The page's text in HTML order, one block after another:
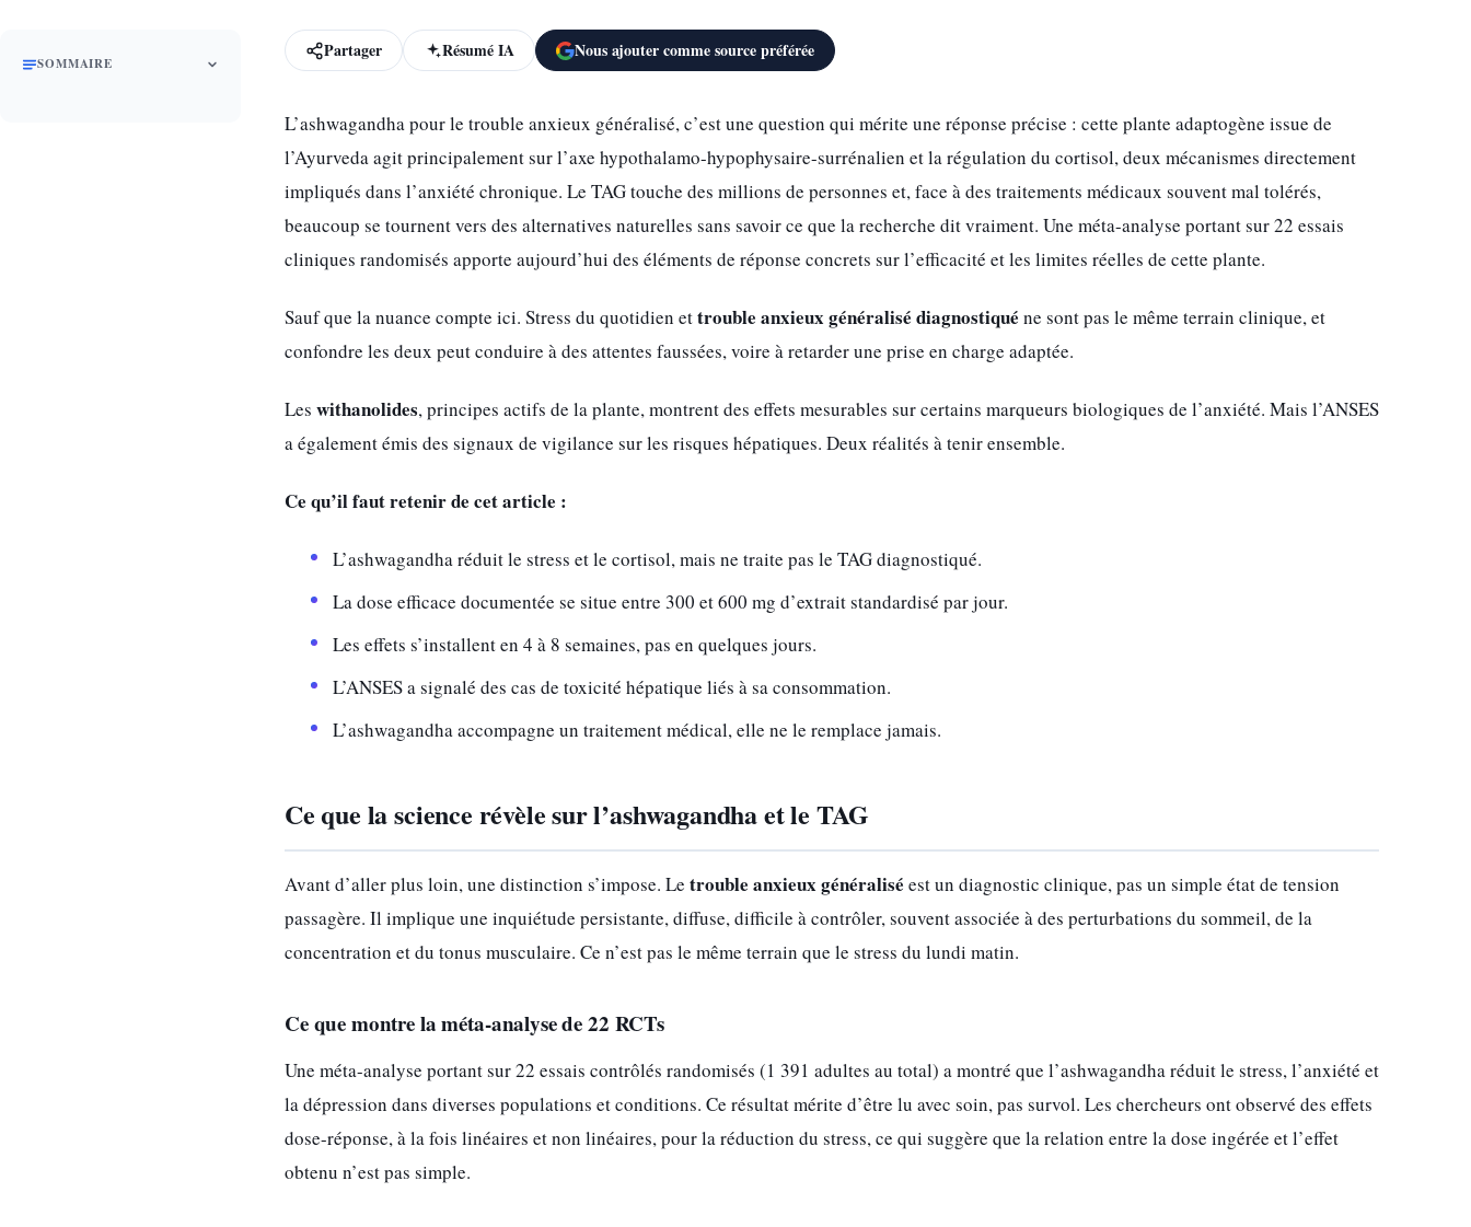
SOMMAIRE
Partager Résumé IA Nous ajouter comme source préférée
L’ashwagandha pour le trouble anxieux généralisé, c’est une question qui mérite une réponse précise : cette plante adaptogène issue de
l’Ayurveda agit principalement sur l’axe hypothalamo-hypophysaire-surrénalien et la régulation du cortisol, deux mécanismes directement
impliqués dans l’anxiété chronique. Le TAG touche des millions de personnes et, face à des traitements médicaux souvent mal tolérés,
beaucoup se tournent vers des alternatives naturelles sans savoir ce que la recherche dit vraiment. Une méta-analyse portant sur 22 essais
cliniques randomisés apporte aujourd’hui des éléments de réponse concrets sur l’efficacité et les limites réelles de cette plante.
Sauf que la nuance compte ici. Stress du quotidien ettrouble anxieux généralisé diagnostiqué ne sont pas le même terrain clinique, et
confondre les deux peut conduire à des attentes faussées, voire à retarder une prise en charge adaptée.
Les withanolides, principes actifs de la plante, montrent des effets mesurables sur certains marqueurs biologiques de l’anxiété. Mais l’ANSES
a également émis des signaux de vigilance sur les risques hépatiques. Deux réalités à tenir ensemble.
Ce qu’il faut retenir de cet article :
L’ashwagandha réduit le stress et le cortisol, mais ne traite pas le TAG diagnostiqué.
La dose efficace documentée se situe entre 300 et 600 mg d’extrait standardisé par jour.
Les effets s’installent en 4 à 8 semaines, pas en quelques jours.
L’ANSES a signalé des cas de toxicité hépatique liés à sa consommation.
L’ashwagandha accompagne un traitement médical, elle ne le remplace jamais.
Ce que la science révèle sur l’ashwagandha et le TAG
Avant d’aller plus loin, une distinction s’impose. Le trouble anxieux généralisé est un diagnostic clinique, pas un simple état de tension
passagère. Il implique une inquiétude persistante, diffuse, difficile à contrôler, souvent associée à des perturbations du sommeil, de la
concentration et du tonus musculaire. Ce n’est pas le même terrain que le stress du lundi matin.
Ce que montre la méta-analyse de 22 RCTs
Une méta-analyse portant sur 22 essais contrôlés randomisés (1 391 adultes au total) a montré que l’ashwagandha réduit le stress, l’anxiété et
la dépression dans diverses populations et conditions. Ce résultat mérite d’être lu avec soin, pas survol. Les chercheurs ont observé des effets
dose-réponse, à la fois linéaires et non linéaires, pour la réduction du stress, ce qui suggère que la relation entre la dose ingérée et l’effet
obtenu n’est pas simple.